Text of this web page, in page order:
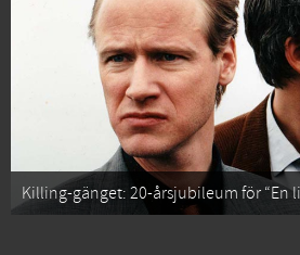
Killing-gänget: 20-årsjubileum för “En